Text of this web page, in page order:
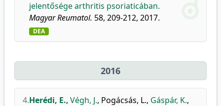
jelentősége arthritis psoriaticában.
Magyar Reumatol. 58, 209-212, 2017.
DEA
2016
4.Herédi, E., Végh, J., Pogácsás, L., Gáspár, K.,